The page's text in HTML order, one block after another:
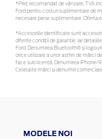
*Preţ recomandat de vânzare, TVA
Ford pentru costuri suplimentare de
necesare piese suplimentare. Oferta
*Accesoriile identificate sunt
diferite condiții de garanție, iar
Ford. Denumirea Bluetooth® și
orice utilizare a unor astfel de mărci
face sub licență. Denumirea iPhone/
Celelalte mărci și denumiri
MODELE NOI